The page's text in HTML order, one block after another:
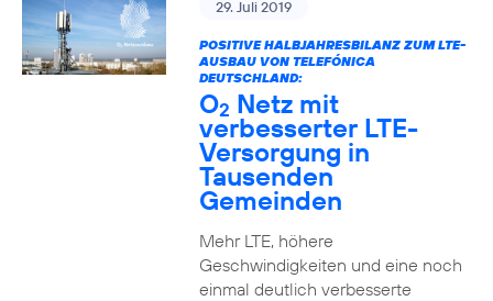
29. Juli 2019
POSITIVE HALBJAHRESBILANZ ZUM LTE-
AUSBAU VON TELEFÓNICA
DEUTSCHLAND:
O2 Netz mit
verbesserter LTE-
Versorgung in
Tausenden
Gemeinden
Mehr LTE, höhere
Geschwindigkeiten und eine noch
einmal deutlich verbesserte